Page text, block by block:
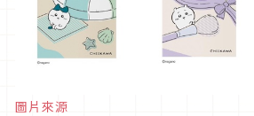
圖片來源